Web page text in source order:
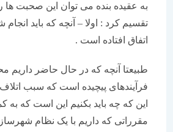
به عقیده بنده می توان این صحبت ها را به
تقسیم کرد : اولا – آنچه که باید انجام شود
اتفاق افتاده است .
طبیعتا آنچه که در حال حاضر داریم
فرآیندهای پیچیده است که سبب اتلاف
این که چه باید بکنیم این است که به کمک
مقرراتی که داریم با یک نظام شهرسازی